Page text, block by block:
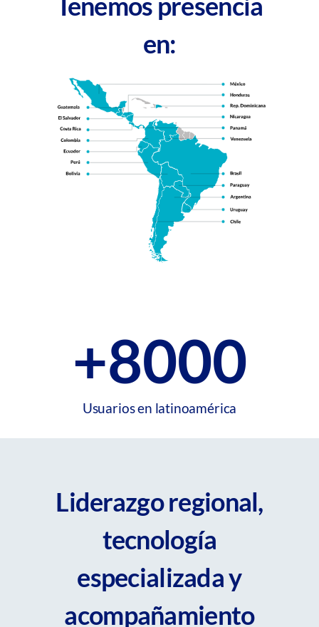
en:
+8000
Usuarios en latinoamérica
Liderazgo regional,
tecnología
especializada y
acompañamiento